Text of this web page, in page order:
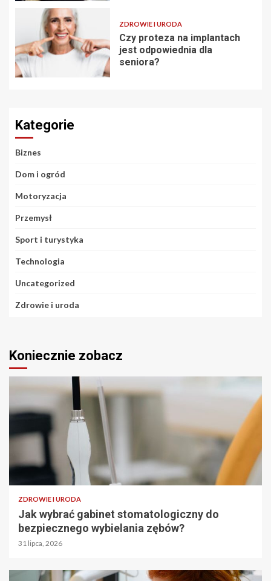
ZDROWIE I URODA
Czy proteza na implantach
jest odpowiednia dla
seniora?
Kategorie
Biznes
Dom i ogród
Motoryzacja
Przemysł
Sport i turystyka
Technologia
Uncategorized
Zdrowie i uroda
Koniecznie zobacz
ZDROWIE I URODA
Jak wybrać gabinet stomatologiczny do
bezpiecznego wybielania zębów?
31 lipca, 2026